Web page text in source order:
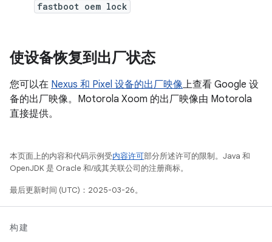
fastboot oem lock
使设备恢复到出厂状态
您可以在 Nexus 和 Pixel 设备的出厂映像上查看 Google 设
备的出厂映像。Motorola Xoom 的出厂映像由 Motorola
直接提供。
本页面上的内容和代码示例受内容许可部分所述许可的限制。Java 和
OpenJDK 是 Oracle 和/或其关联公司的注册商标。
最后更新时间 (UTC)：2025-03-26。
构建